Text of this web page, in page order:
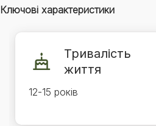
Ключові характеристики
Тривалість
життя
12-15 років